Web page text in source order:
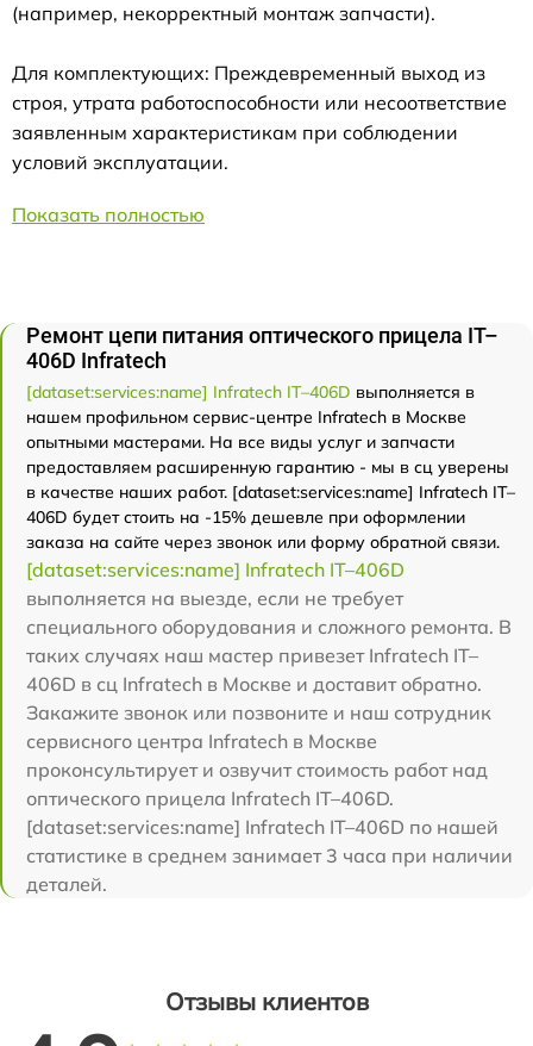
(например, некорректный монтаж запчасти).
Для комплектующих: Преждевременный выход из
строя, утрата работоспособности или несоответствие
заявленным характеристикам при соблюдении
условий эксплуатации.
Показать полностью
Ремонт цепи питания оптического прицела IT–
406D Infratech
[dataset:services:name] Infratech IT–406D выполняется в
нашем профильном сервис-центре Infratech в Москве
опытными мастерами. На все виды услуг и запчасти
предоставляем расширенную гарантию - мы в сц уверены
в качестве наших работ. [dataset:services:name] Infratech IT–
406D будет стоить на -15% дешевле при оформлении
заказа на сайте через звонок или форму обратной связи.
[dataset:services:name] Infratech IT–406D
выполняется на выезде, если не требует
специального оборудования и сложного ремонта. В
таких случаях наш мастер привезет Infratech IT–
406D в сц Infratech в Москве и доставит обратно.
Закажите звонок или позвоните и наш сотрудник
сервисного центра Infratech в Москве
проконсультирует и озвучит стоимость работ над
оптического прицела Infratech IT–406D.
[dataset:services:name] Infratech IT–406D по нашей
статистике в среднем занимает 3 часа при наличии
деталей.
Отзывы клиентов